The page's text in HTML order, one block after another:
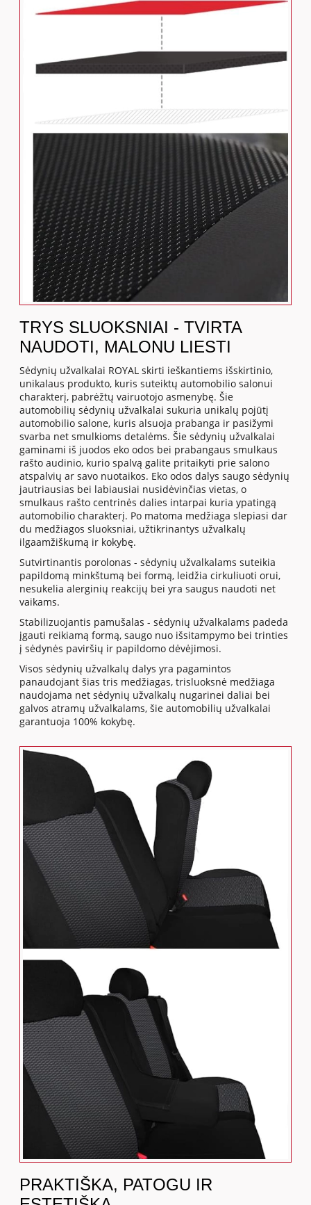
TRYS SLUOKSNIAI - TVIRTA
NAUDOTI, MALONU LIESTI
Sėdynių užvalkalai ROYAL skirti ieškantiems išskirtinio,
unikalaus produkto, kuris suteiktų automobilio salonui
charakterį, pabrėžtų vairuotojo asmenybę. Šie
automobilių sėdynių užvalkalai sukuria unikalų pojūtį
automobilio salone, kuris alsuoja prabanga ir pasižymi
svarba net smulkioms detalėms. Šie sėdynių užvalkalai
gaminami iš juodos eko odos bei prabangaus smulkaus
rašto audinio, kurio spalvą galite pritaikyti prie salono
atspalvių ar savo nuotaikos. Eko odos dalys saugo sėdynių
jautriausias bei labiausiai nusidėvinčias vietas, o
smulkaus rašto centrinės dalies intarpai kuria ypatingą
automobilio charakterį. Po matoma medžiaga slepiasi dar
du medžiagos sluoksniai, užtikrinantys užvalkalų
ilgaamžiškumą ir kokybę.
Sutvirtinantis porolonas - sėdynių užvalkalams suteikia
papildomą minkštumą bei formą, leidžia cirkuliuoti orui,
nesukelia alerginių reakcijų bei yra saugus naudoti net
vaikams.
Stabilizuojantis pamušalas - sėdynių užvalkalams padeda
įgauti reikiamą formą, saugo nuo išsitampymo bei trinties
į sėdynės paviršių ir papildomo dėvėjimosi.
Visos sėdynių užvalkalų dalys yra pagamintos
panaudojant šias tris medžiagas, trisluoksnė medžiaga
naudojama net sėdynių užvalkalų nugarinei daliai bei
galvos atramų užvalkalams, šie automobilių užvalkalai
garantuoja 100% kokybę.
PRAKTIŠKA, PATOGU IR